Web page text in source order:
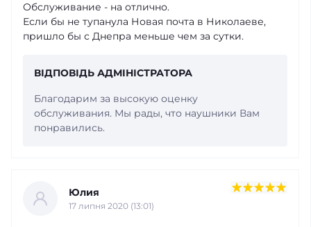
Обслуживание - на отлично.
Если бы не тупанула Новая почта в Николаеве,
пришло бы с Днепра меньше чем за сутки.
ВІДПОВІДЬ АДМІНІСТРАТОРА
Благодарим за высокую оценку
обслуживания. Мы рады, что наушники Вам
понравились.
Юлия
17 липня 2020 (13:01)